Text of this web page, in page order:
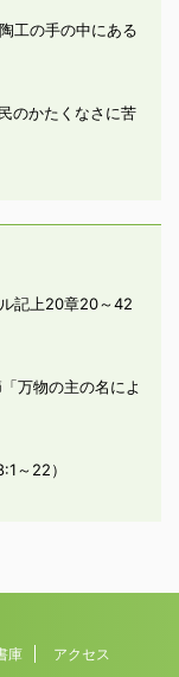
工の手の中にある
のかたくなさに苦
記上20章20～42
万物の主の名によ
～22）
庫 アクセス